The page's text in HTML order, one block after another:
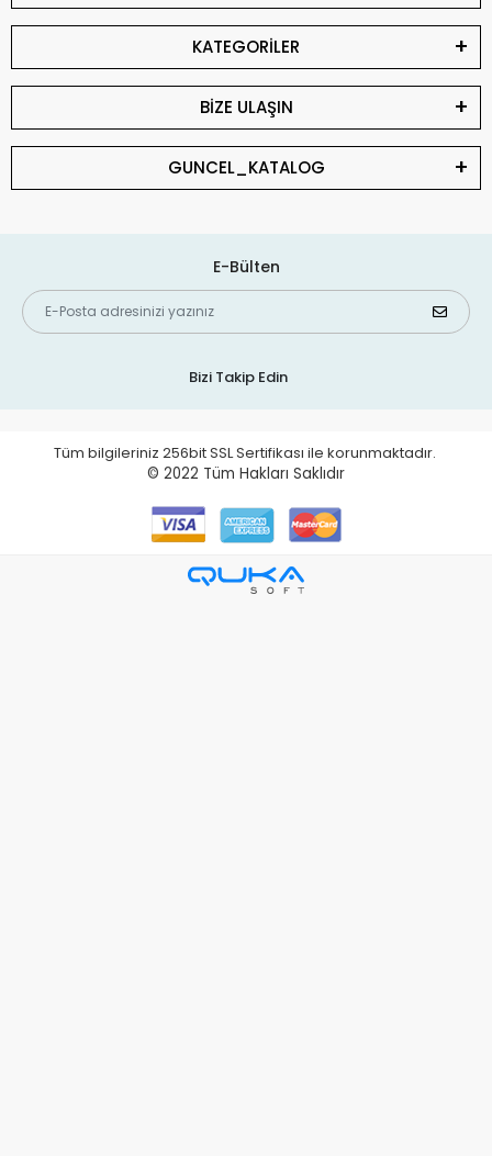
KATEGORİLER
BİZE ULAŞIN
GUNCEL_KATALOG
E-Bülten
Bizi Takip Edin
Tüm bilgileriniz 256bit SSL Sertifikası ile korunmaktadır.
© 2022 Tüm Hakları Saklıdır